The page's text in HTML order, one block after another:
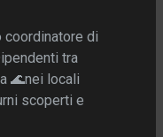
coordinatore di
tra
🌊nei locali
scoperti e